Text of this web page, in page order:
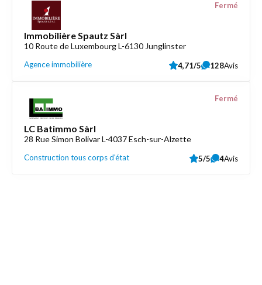
Immobilière Spautz Sàrl
10 Route de Luxembourg L-6130 Junglinster
Agence immobilière
Fermé
4,71/5 128Avis
LC Batimmo Sàrl
28 Rue Simon Bolivar L-4037 Esch-sur-Alzette
Construction tous corps d'état
Fermé
5/5 4Avis